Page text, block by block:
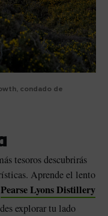
condado de
tesoros descubrirás
Aprende el lento
Pearse Lyons Distillery
explorar tu lado